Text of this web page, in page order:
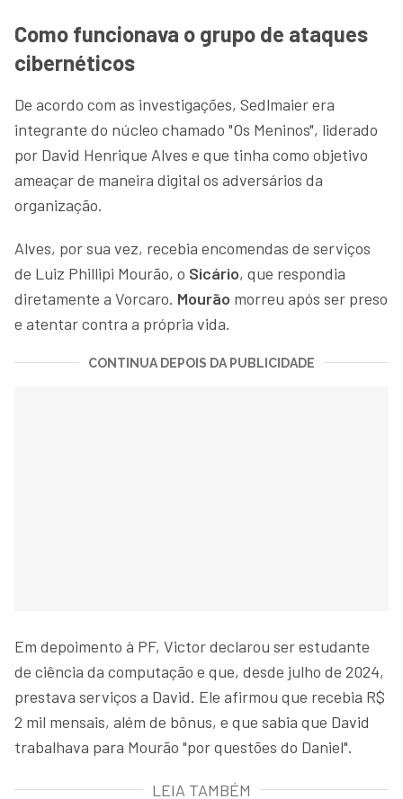
Como funcionava o grupo de ataques
cibernéticos
De acordo com as investigações, Sedlmaier era
integrante do núcleo chamado "Os Meninos", liderado
por David Henrique Alves e que tinha como objetivo
ameaçar de maneira digital os adversários da
organização.
Alves, por sua vez, recebia encomendas de serviços
de Luiz Phillipi Mourão, o Sicário, que respondia
diretamente a Vorcaro. Mourão morreu após ser preso
e atentar contra a própria vida.
CONTINUA DEPOIS DA PUBLICIDADE
Em depoimento à PF, Victor declarou ser estudante
de ciência da computação e que, desde julho de 2024,
prestava serviços a David. Ele afirmou que recebia R$
2 mil mensais, além de bônus, e que sabia que David
trabalhava para Mourão "por questões do Daniel".
LEIA TAMBÉM